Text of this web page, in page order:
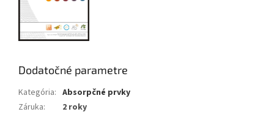
Dodatočné parametre
Kategória: Absorpčné prvky
Záruka: 2 roky